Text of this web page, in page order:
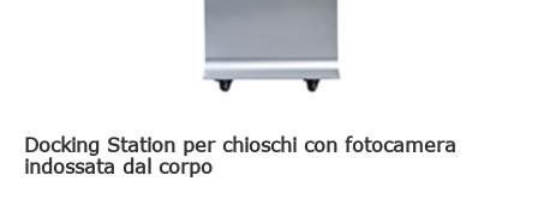
Docking Station per chioschi con fotocamera
indossata dal corpo